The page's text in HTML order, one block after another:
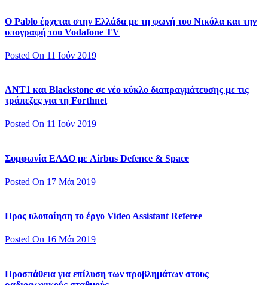
Ο Pablo έρχεται στην Ελλάδα με τη φωνή του Νικόλα και την
υπογραφή του Vodafone TV
Posted On 11 Ιούν 2019
ΑΝΤ1 και Blackstone σε νέο κύκλο διαπραγμάτευσης με τις
τράπεζες για τη Forthnet
Posted On 11 Ιούν 2019
Συμφωνία ΕΛΔΟ με Airbus Defence & Space
Posted On 17 Μάι 2019
Προς υλοποίηση το έργο Video Assistant Referee
Posted On 16 Μάι 2019
Προσπάθεια για επίλυση των προβλημάτων στους